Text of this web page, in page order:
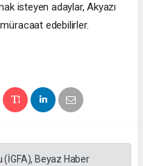
isteyen adaylar, Akyazı
edebilirler.
Beyaz Haber